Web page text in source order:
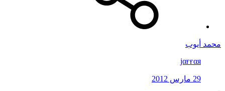
محمد أيوب
jαғғαя
29 مارس 2012